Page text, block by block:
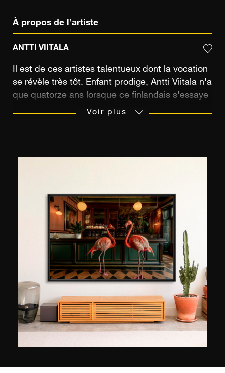
À propos de l’artiste
ANTTI VIITALA
Il est de ces artistes talentueux dont la vocation
se révèle très tôt. Enfant prodige, Antti Viitala n'a
que quatorze ans lorsque ce finlandais s'essaye
à réaliser ses premières images à travers l'oeil
l'Afrique du Sud pour s'interroger sur la
puissance de la nature. L'élégante série
Seascapes documente de façon minimaliste des
marées au bleu profond lors de tempêtes
automnales sur la plage sud-africaine de Cape
Town. Préférant travailler sur place et en lumière
naturelle, l'approche photographique d'Antti
Vittala rend hommage aux artisans du passé. Il
combine l'inspiration des vieux maîtres avec une
maîtrise savante des nouvelles technologies qui
lui permettent de capturer les mouvements de
Voir plus